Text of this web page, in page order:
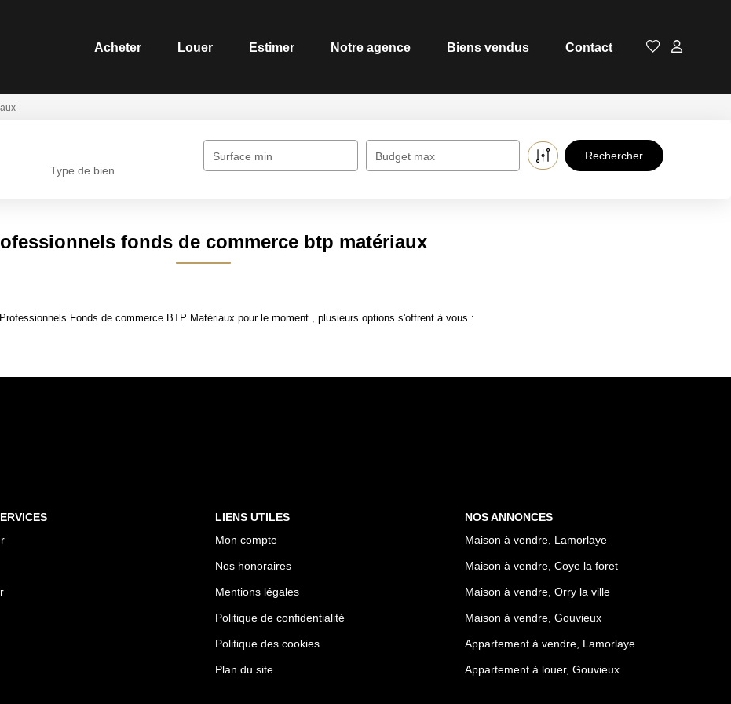
Acheter Louer Estimer Notre agence Biens vendus Contact
Type de bien
Surface min Budget max
fonds de commerce btp matériaux
Fonds de commerce BTP Matériaux pour le moment , plusieurs options s'offrent à vous :
LIENS UTILES
Mon compte
Nos honoraires
Mentions légales
Politique de confidentialité
Politique des cookies
Plan du site
NOS ANNONCES
Maison à vendre, Lamorlaye
Maison à vendre, Coye la foret
Maison à vendre, Orry la ville
Maison à vendre, Gouvieux
Appartement à vendre, Lamorlaye
Appartement à louer, Gouvieux